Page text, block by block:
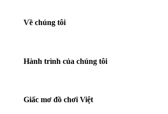
Về chúng tôi
Hành trình của chúng tôi
Giấc mơ đồ chơi Việt